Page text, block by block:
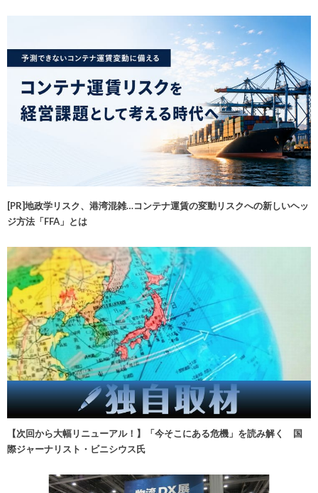
[PR]地政学リスク、港湾混雑…コンテナ運賃の変動リスクへの新しいヘッ
ジ方法「FFA」とは
【次回から大幅リニューアル！】「今そこにある危機」を読み解く 国
際ジャーナリスト・ビニシウス氏